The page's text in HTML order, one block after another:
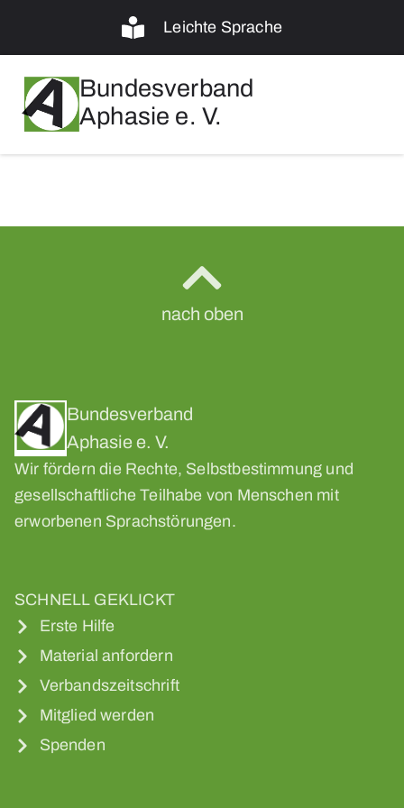
Leichte Sprache
Bundesverband
Aphasie e. V.
nach oben
Bundesverband
Aphasie e. V.
Wir fördern die Rechte, Selbstbestimmung und
gesellschaftliche Teilhabe von Menschen mit
erworbenen Sprachstörungen.
SCHNELL GEKLICKT
Erste Hilfe
Material anfordern
Verbandszeitschrift
Mitglied werden
Spenden